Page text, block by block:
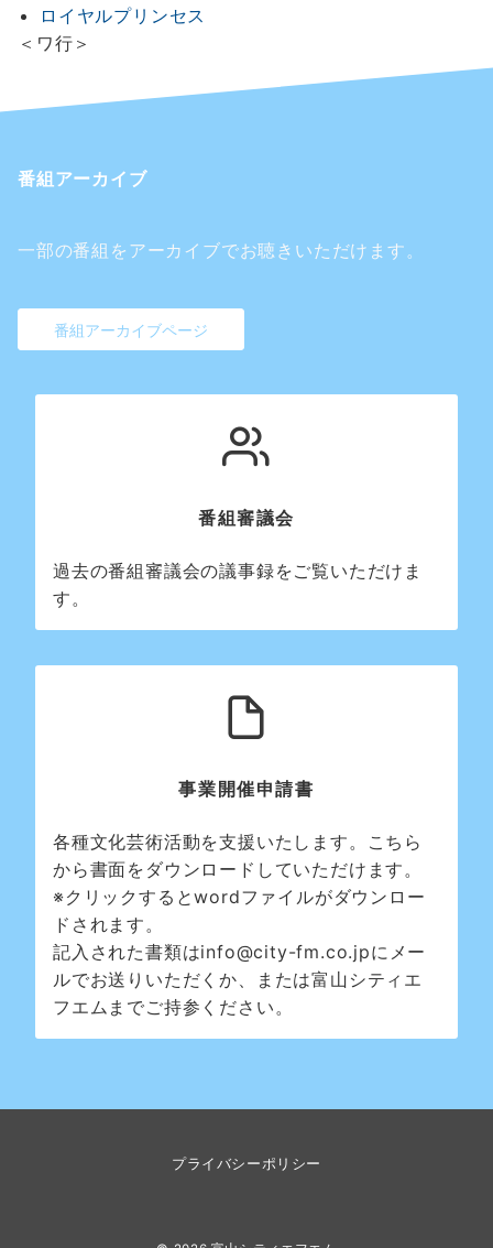
ロイヤルプリンセス
＜ワ行＞
番組アーカイブ
一部の番組をアーカイブでお聴きいただけます。
番組アーカイブページ
番組審議会
過去の番組審議会の議事録をご覧いただけま
す。
事業開催申請書
各種文化芸術活動を支援いたします。こちら
から書面をダウンロードしていただけます。
※クリックするとwordファイルがダウンロー
ドされます。
記入された書類はinfo@city-fm.co.jpにメー
ルでお送りいただくか、または富山シティエ
フエムまでご持参ください。
プライバシーポリシー